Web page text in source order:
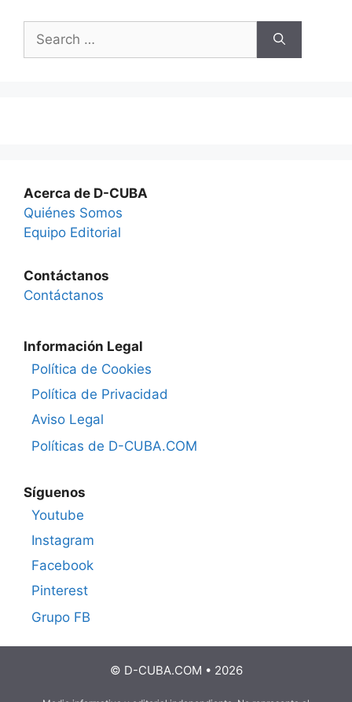
for:
Acerca de D-CUBA
Quiénes Somos
Equipo Editorial
Contáctanos
Contáctanos
Información Legal
Política de Cookies
Política de Privacidad
Aviso Legal
Políticas de D-CUBA.COM
Síguenos
Youtube
Instagram
Facebook
Pinterest
Grupo FB
© D-CUBA.COM • 2026